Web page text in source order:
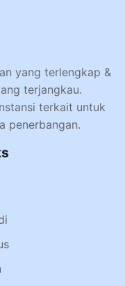
yang terlengkap &
terjangkau.
terkait untuk
penerbangan.